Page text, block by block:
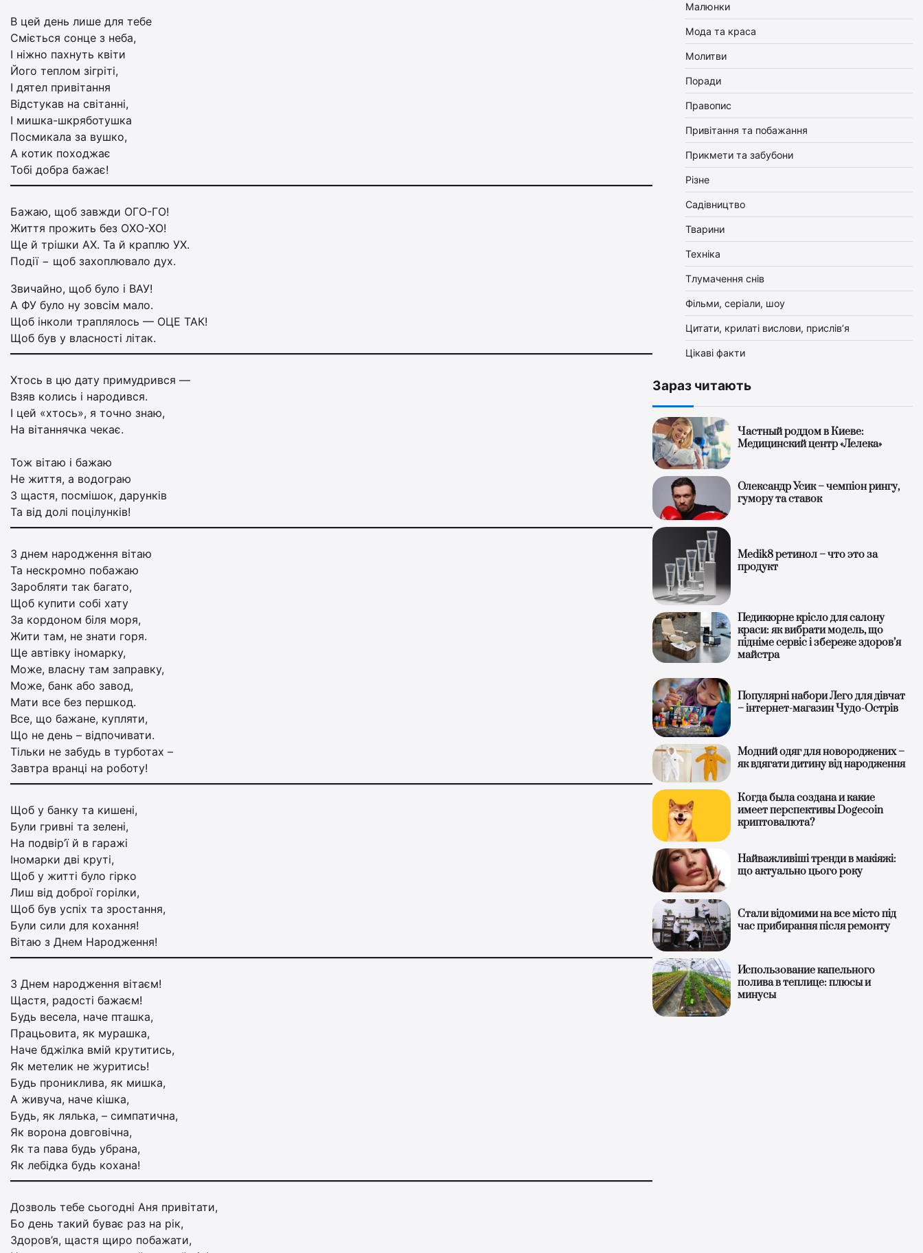
В цей день лише для тебе
Сміється сонце з неба,
І ніжно пахнуть квіти
Його теплом зігріті,
І дятел привітання
Відстукав на світанні,
І мишка-шкряботушка
Посмикала за вушко,
А котик походжає
Тобі добра бажає!
Бажаю, щоб завжди ОГО-ГО!
Життя прожить без ОХО-ХО!
Ще й трішки АХ. Та й краплю УХ.
Події − щоб захоплювало дух.
Звичайно, щоб було і ВАУ!
А ФУ було ну зовсім мало.
Щоб інколи траплялось — ОЦЕ ТАК!
Щоб був у власності літак.
Хтось в цю дату примудрився —
Взяв колись і народився.
І цей «хтось», я точно знаю,
На вітаннячка чекає.
Тож вітаю і бажаю
Не життя, а водограю
З щастя, посмішок, дарунків
Та від долі поцілунків!
З днем народження вітаю
Та нескромно побажаю
Заробляти так багато,
Щоб купити собі хату
За кордоном біля моря,
Жити там, не знати горя.
Ще автівку іномарку,
Може, власну там заправку,
Може, банк або завод,
Мати все без першкод.
Все, що бажане, купляти,
Що не день – відпочивати.
Тільки не забудь в турботах –
Завтра вранці на роботу!
Щоб у банку та кишенi,
Були гривнi та зеленi,
На подвір’ї й в гаражі
Іномарки дві круті,
Щоб у життi було гiрко
Лиш вiд доброї горiлки,
Щоб був успiх та зростання,
Були сили для кохання!
Вiтаю з Днем Народження!
З Днем народження вітаєм!
Щастя, радості бажаєм!
Будь весела, наче пташка,
Працьовита, як мурашка,
Наче бджілка вмій крутитись,
Як метелик не журитись!
Будь прониклива, як мишка,
А живуча, наче кішка,
Будь, як лялька, – симпатична,
Як ворона довговічна,
Як та пава будь убрана,
Як лебідка будь кохана!
Дозволь тебе сьогодні Аня привітати,
Бо день такий буває раз на рік,
Здоров’я, щастя щиро побажати,
Малюнки
Мода та краса
Молитви
Поради
Правопис
Привітання та побажання
Прикмети та забубони
Різне
Садівництво
Тварини
Техніка
Тлумачення снів
Фільми, серіали, шоу
Цитати, крилаті вислови, прислів’я
Цікаві факти
Зараз читають
Частный роддом в Киеве:
Медицинский центр «Лелека»
Олександр Усик – чемпіон рингу,
гумору та ставок
Medik8 ретинол – что это за
продукт
Педикюрне крісло для салону
краси: як вибрати модель, що
підніме сервіс і збереже здоров’я
майстра
Популярні набори Лего для дівчат
– інтернет-магазин Чудо-Острів
Модний одяг для новороджених –
як вдягати дитину від народження
Когда была создана и какие
имеет перспективы Dogecoin
криптовалюта?
Найважливіші тренди в макіяжі:
що актуально цього року
Стали відомими на все місто під
час прибирання після ремонту
Использование капельного
полива в теплице: плюсы и
минусы